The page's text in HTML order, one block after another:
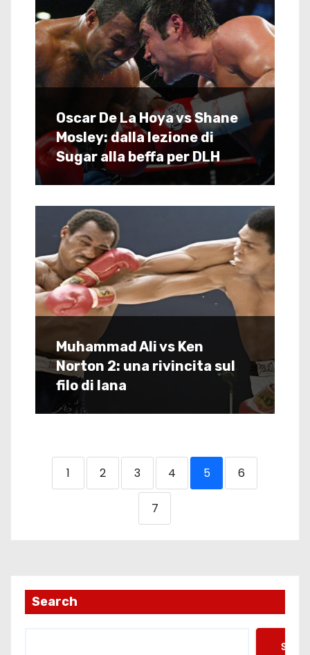
Oscar De La Hoya vs Shane
Mosley: dalla lezione di
Sugar alla beffa per DLH
Muhammad Ali vs Ken
Norton 2: una rivincita sul
filo di lana
1 2 3 4 5 6
7
Search